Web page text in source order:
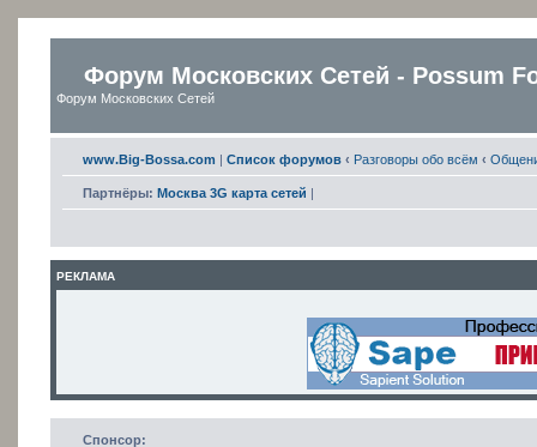
Форум Московских Сетей - Possum
Форум Московских Сетей
www.Big-Bossa.com | Список форумов ‹ Разговоры обо всём ‹
Партнёры: Москва 3G карта сетей |
РЕКЛАМА
Спонсор: